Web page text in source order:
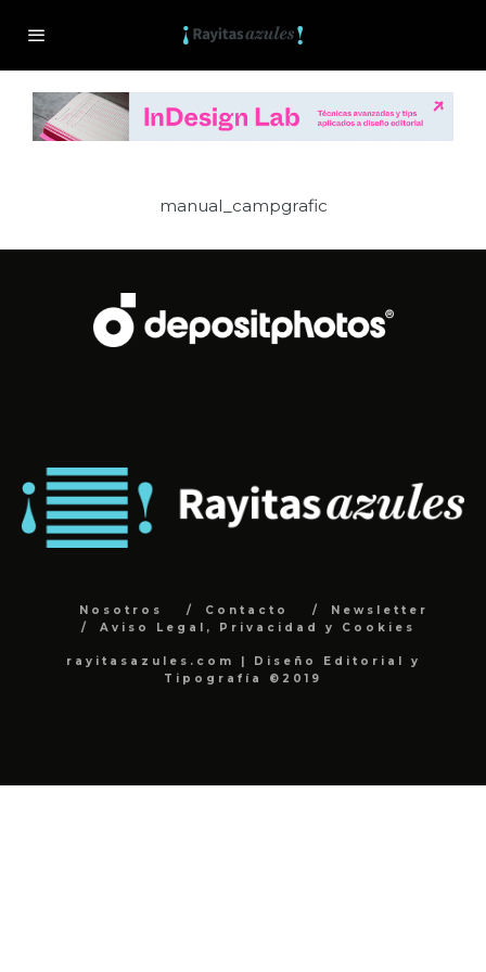
manual_campgrafic
Nosotros Contacto
Newsletter
Aviso Legal, Privacidad y Cookies
rayitasazules.com | Diseño Editorial y
Tipografía ©2019